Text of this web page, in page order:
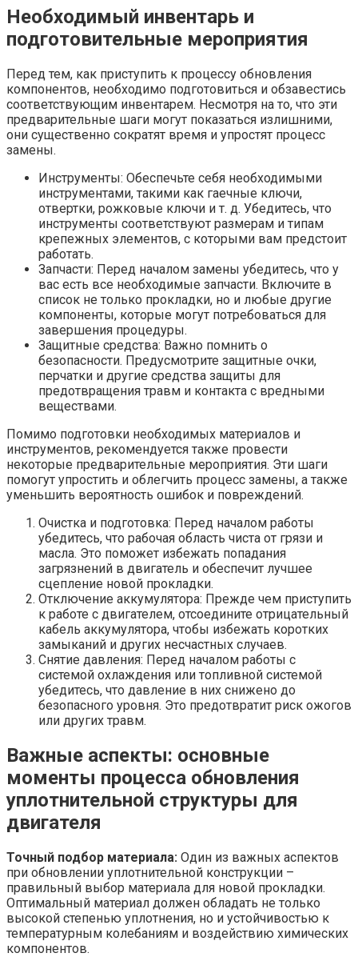
Необходимый инвентарь и
подготовительные мероприятия
Перед тем, как приступить к процессу обновления
компонентов, необходимо подготовиться и обзавестись
соответствующим инвентарем. Несмотря на то, что эти
предварительные шаги могут показаться излишними,
они существенно сократят время и упростят процесс
замены.
Инструменты: Обеспечьте себя необходимыми
инструментами, такими как гаечные ключи,
отвертки, рожковые ключи и т. д. Убедитесь, что
инструменты соответствуют размерам и типам
крепежных элементов, с которыми вам предстоит
работать.
Запчасти: Перед началом замены убедитесь, что у
вас есть все необходимые запчасти. Включите в
список не только прокладки, но и любые другие
компоненты, которые могут потребоваться для
завершения процедуры.
Защитные средства: Важно помнить о
безопасности. Предусмотрите защитные очки,
перчатки и другие средства защиты для
предотвращения травм и контакта с вредными
веществами.
Помимо подготовки необходимых материалов и
инструментов, рекомендуется также провести
некоторые предварительные мероприятия. Эти шаги
помогут упростить и облегчить процесс замены, а также
уменьшить вероятность ошибок и повреждений.
Очистка и подготовка: Перед началом работы
убедитесь, что рабочая область чиста от грязи и
масла. Это поможет избежать попадания
загрязнений в двигатель и обеспечит лучшее
сцепление новой прокладки.
Отключение аккумулятора: Прежде чем приступить
к работе с двигателем, отсоедините отрицательный
кабель аккумулятора, чтобы избежать коротких
замыканий и других несчастных случаев.
Снятие давления: Перед началом работы с
системой охлаждения или топливной системой
убедитесь, что давление в них снижено до
безопасного уровня. Это предотвратит риск ожогов
или других травм.
Важные аспекты: основные
моменты процесса обновления
уплотнительной структуры для
двигателя
Точный подбор материала: Один из важных аспектов
при обновлении уплотнительной конструкции –
правильный выбор материала для новой прокладки.
Оптимальный материал должен обладать не только
высокой степенью уплотнения, но и устойчивостью к
температурным колебаниям и воздействию химических
компонентов.